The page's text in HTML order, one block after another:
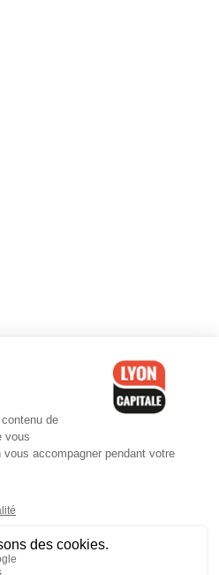
légales-CGV-Politique de